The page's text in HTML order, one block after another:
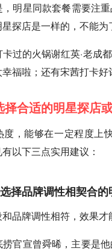
明星同款套餐需要注
探店是一样的，不能
过的火锅谢红英·老成
福啦；还有宋茜打卡
合适的明星探店
度，能够在一定程度上
以下三点实用建议：
择品牌调性相契合的
品牌调性相符，效果才
官宣曾舜晞，主要是